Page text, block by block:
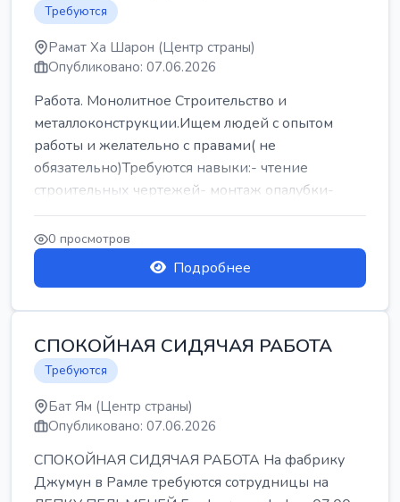
Требуются
Рамат Ха Шарон (Центр страны)
Опубликовано: 07.06.2026
Работа. Монолитное Строительство и
металлоконструкции.Ищем людей с опытом
работы и желательно с правами( не
обязательно)Требуются навыки:- чтение
строительных чертежей- монтаж опалубки-
армокаркасыОпл...
0 просмотров
Подробнее
СПОКОЙНАЯ СИДЯЧАЯ РАБОТА
Требуются
Бат Ям (Центр страны)
Опубликовано: 07.06.2026
СПОКОЙНАЯ СИДЯЧАЯ РАБОТА На фабрику
Джумун в Рамле требуются сотрудницы на